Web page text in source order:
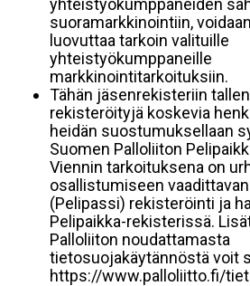
yhteistyökumppaneiden
suoramarkkinointiin,
luovuttaa tarkoin valituille
yhteistyökumppaneille
markkinointitarkoituksiin.
Tähän jäsenrekisteriin
rekisteröityjä koskevia
heidän suostumuksellaan
Suomen Palloliiton
Viennin tarkoituksena on
osallistumiseen
(Pelipassi) rekisteröinti ja
Pelipaikka-rekisterissä.
Palloliiton noudattamasta
tietosuojakäytännöstä voit
https://www.palloliitto.fi/